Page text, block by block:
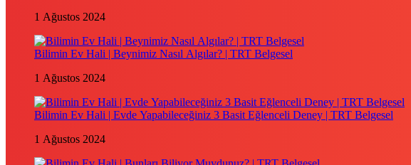
1 Ağustos 2024
Bilimin Ev Hali | Beynimiz Nasıl Algılar? | TRT Belgesel
1 Ağustos 2024
Bilimin Ev Hali | Evde Yapabileceğiniz 3 Basit Eğlenceli Deney | TRT Belgesel
1 Ağustos 2024